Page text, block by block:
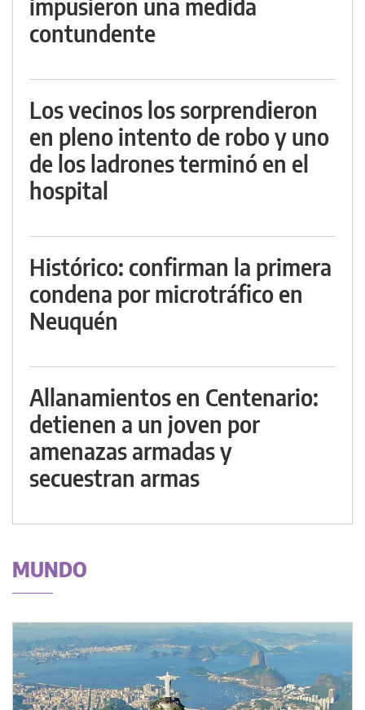
impusieron una medida
contundente
Los vecinos los sorprendieron
en pleno intento de robo y uno
de los ladrones terminó en el
hospital
Histórico: confirman la primera
condena por microtráfico en
Neuquén
Allanamientos en Centenario:
detienen a un joven por
amenazas armadas y
secuestran armas
MUNDO